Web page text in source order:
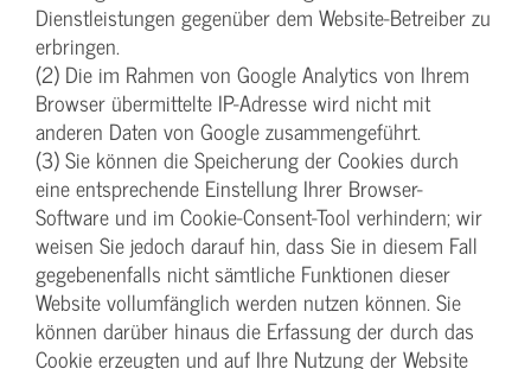
Dienstleistungen gegenüber dem Website-Betreiber zu
erbringen.
(2) Die im Rahmen von Google Analytics von Ihrem
Browser übermittelte IP-Adresse wird nicht mit
anderen Daten von Google zusammengeführt.
(3) Sie können die Speicherung der Cookies durch
eine entsprechende Einstellung Ihrer Browser-
Software und im Cookie-Consent-Tool verhindern; wir
weisen Sie jedoch darauf hin, dass Sie in diesem Fall
gegebenenfalls nicht sämtliche Funktionen dieser
Website vollumfänglich werden nutzen können. Sie
können darüber hinaus die Erfassung der durch das
Cookie erzeugten und auf Ihre Nutzung der Website